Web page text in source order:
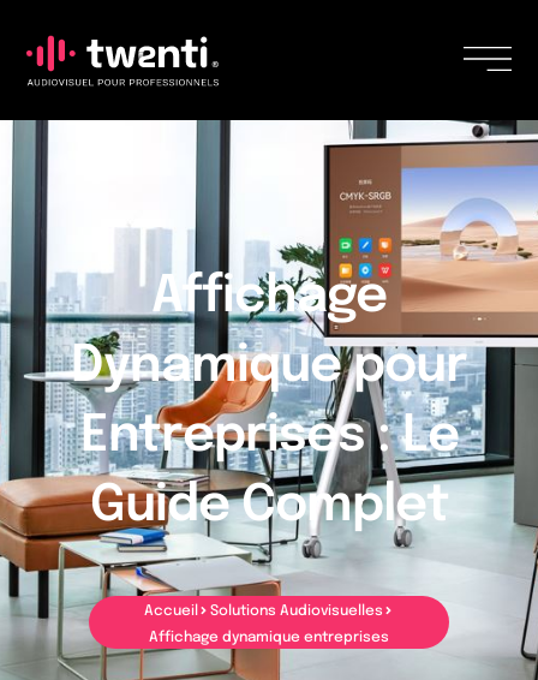
Affichage
Dynamique pour
Entreprises : Le
Guide Complet
Accueil
Solutions Audiovisuelles
Affichage dynamique entreprises